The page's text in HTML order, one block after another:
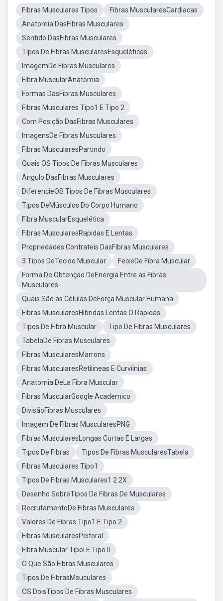
Fibras Musculares Tipos
Fibras MuscularesCardiacas
Anatomia DasFibras Musculares
Sentido DasFibras Musculares
Tipos De Fibras MuscularesEsqueléticas
ImagemDe Fibras Musculares
Fibra MuscularAnatomia
Formas DasFibras Musculares
Fibras Musculares Tipo1 E Tipo 2
Com Posição DasFibras Musculares
ImagensDe Fibras Musculares
Fibras MuscularesPartindo
Quais OS Tipos De Fibras Musculares
Angulo DasFibras Musculares
DiferencieOS Tipos De Fibras Musculares
Tipos DeMúsculos Do Corpo Humano
Fibra MuscularEsquelética
Fibras MuscularesRapidas E Lentas
Propriedades Contrateis DasFibras Musculares
3 Tipos DeTecido Muscular
FeixeDe Fibra Muscular
Forma De Obtençao DeEnergia Entre as Fibras
Musculares
Quais São as Células DeForça Muscular Humana
Fibras MuscularesHibridas Lentas O Rapidas
Tipos De Fibra Muscular
Tipo De Fibras Musculares
TabelaDe Fibras Musculares
Fibras MuscularesMarrons
Fibras MuscularesRetilineas E Curvilnias
Anatomia DeLa Fibra Muscular
Fibras MuscularGoogle Academico
DivisãoFibras Musculares
Imagem De Fibras MuscularesPNG
Fibras MuscularesLongas Curtas E Largas
Tipos De Fibras
Tipos De Fibras MuscularesTabela
Fibras Musculares Tipo1
Tipos De Fibras Musculares1 2 2X
Desenho SobreTipos De Fibras De Musculares
RecrutamentoDe Fibras Musculares
Valores De Fibras Tipo1 E Tipo 2
Fibras MuscularesPeitoral
Fibra Muscular TipoI E Tipo II
O Que São Fibras Musculares
Tipos De FibrasMsuculares
OS DoisTipos De Fibras Musculares